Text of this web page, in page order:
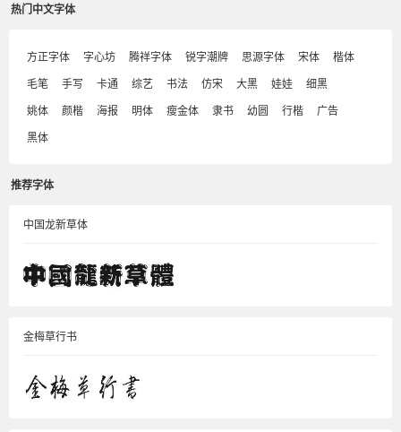
热门中文字体
方正字体 字心坊 腾祥字体 锐字潮牌 思源字体 宋体
楷体
毛笔
手写 卡通 综艺 书法 仿宋 大黑 娃娃
细黑
姚体
颜楷 海报 明体 瘦金体 隶书 幼圆 行楷
广告
黑体
推荐字体
中国龙新草体
金梅草行书